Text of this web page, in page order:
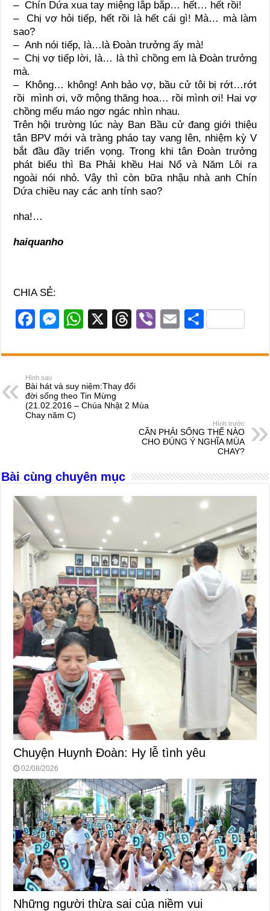
– Chín Dứa xua tay miệng lắp bắp… hết… hết rồi!
– Chị vợ hỏi tiếp, hết rồi là hết cái gì! Mà… mà làm
sao?
– Anh nói tiếp, là…là Đoàn trưởng ấy mà!
– Chị vợ tiếp lời, là… là thì chồng em là Đoàn trưởng
mà.
– Không… không! Anh bảo vợ, bầu cử tôi bị rớt…rớt
rồi mình ơi, vỡ mộng thăng hoa… rồi mình ơi! Hai vợ
chồng mếu máo ngơ ngác nhìn nhau.
Trên hội trường lúc này Ban Bầu cử đang giới thiệu
tân BPV mới và tràng pháo tay vang lên, nhiệm kỳ V
bắt đầu đầy triển vọng. Trong khi tân Đoàn trưởng
phát biểu thì Ba Phải khều Hai Nổ và Năm Lôi ra
ngoài nói nhỏ. Vậy thì còn bữa nhậu nhà anh Chín
Dứa chiều nay các anh tính sao?
nha!…
haiquanho
CHIA SẺ:
F
c
e
b
o
M
ss
n
g
W
at
A
p
X
T
e
a
d
s
Vi
er
E
ail
S
ar
Hình sau
Bài hát và suy niệm:Thay đổi
đời sống theo Tin Mừng
(21.02.2016 – Chúa Nhật 2 Mùa
Chay năm C)
Hình trước
CẦN PHẢI SỐNG THẾ NÀO
CHO ĐÚNG Ý NGHĨA MÙA
CHAY?
Bài cùng chuyên mục
Chuyện Huynh Đoàn: Hy lễ tình yêu
02/08/2026
Những người thừa sai của niềm vui